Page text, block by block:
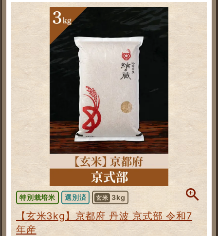
特別栽培米 選別済 玄米 3kg
【玄米3kg】京都府 丹波 京式部 令和7
年産